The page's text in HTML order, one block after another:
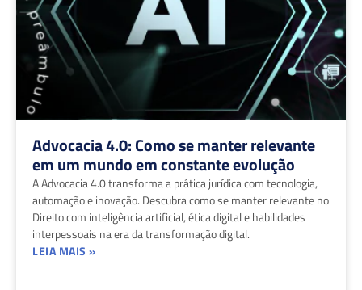
Advocacia 4.0: Como se manter relevante
em um mundo em constante evolução
A Advocacia 4.0 transforma a prática jurídica com tecnologia,
automação e inovação. Descubra como se manter relevante no
Direito com inteligência artificial, ética digital e habilidades
interpessoais na era da transformação digital.
LEIA MAIS »